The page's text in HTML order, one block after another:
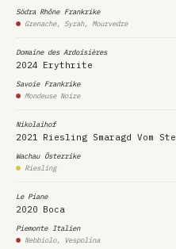
Södra Rhône
Frankrike
Grenache, Syrah, Mourvedre
Domaine des Ardoisières
2024 Erythrite
Savoie
Frankrike
Mondeuse Noire
Nikolaihof
2021 Riesling Smaragd Vom
Wachau
Österrike
Riesling
Le Piane
2020 Boca
Piemonte Italien
Nebbiolo, Vespolina